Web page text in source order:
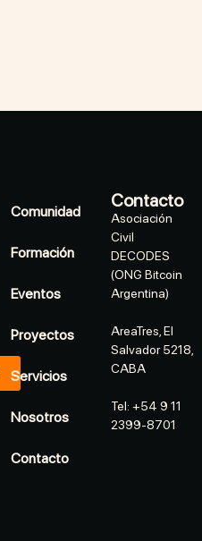
Comunidad
Formación
Eventos
Proyectos
Servicios
Nosotros
Contacto
Contacto
Asociación
Civil
DECODES
(ONG Bitcoin
Argentina)
AreaTres, El
Salvador 5218,
CABA
Tel: +54 9 11
2399-8701